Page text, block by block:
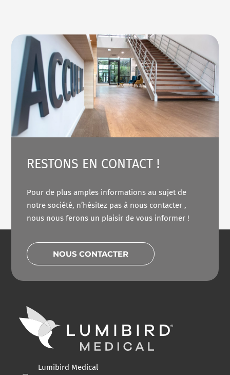
RESTONS EN CONTACT !
Pour de plus amples informations au sujet de
notre société, n’hésitez pas à nous contacter ,
nous nous ferons un plaisir de vous informer !
NOUS CONTACTER
Lumibird Medical